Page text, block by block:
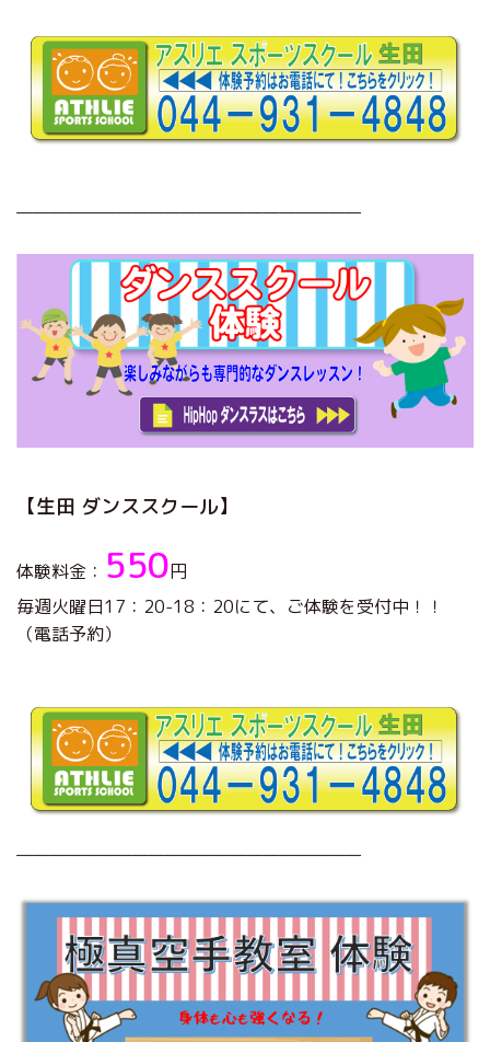
—————————————————————
【生田 ダンススクール】
体験料金： 550円
毎週火曜日17：20-18：20にて、ご体験を受付中！！
（電話予約）
—————————————————————